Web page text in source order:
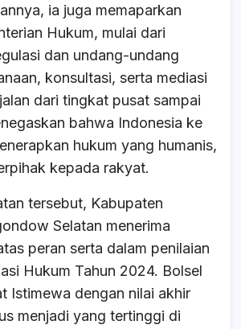
ia juga memaparkan
Hukum, mulai dari
dan undang-undang
konsultasi, serta mediasi
dari tingkat pusat sampai
bahwa Indonesia ke
hukum yang humanis,
kepada rakyat.
tersebut, Kabupaten
Selatan menerima
peran serta dalam penilaian
Hukum Tahun 2024. Bolsel
Istimewa dengan nilai akhir
menjadi yang tertinggi di